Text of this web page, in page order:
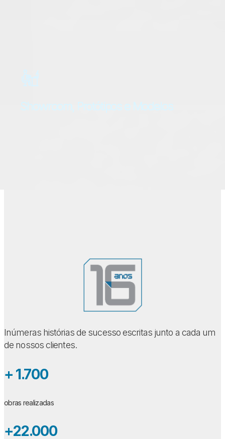
Inúmeras histórias de sucesso escritas junto a cada um
de nossos clientes.
+ 1.700
obras realizadas
+22.000